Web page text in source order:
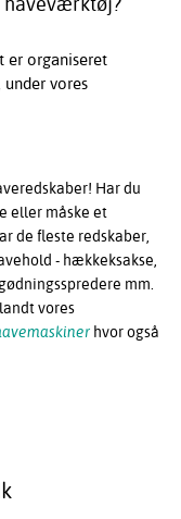
er organiseret
vores
Har du
eller måske et
de fleste redskaber,
- hækkeksakse,
mm.
vores
hvor også